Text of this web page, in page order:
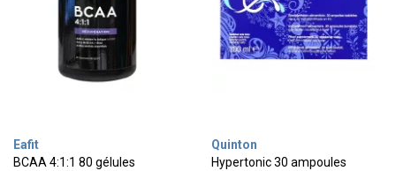
Eafit
BCAA 4:1:1 80 gélules
Quinton
Hypertonic 30 ampoules